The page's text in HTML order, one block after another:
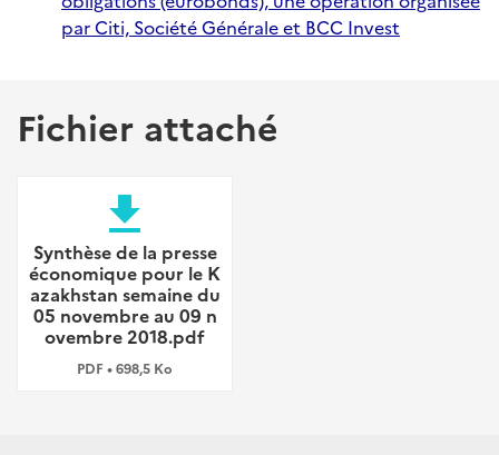
par Citi, Société Générale et BCC Invest
Fichier attaché
file_download
Synthèse de la presse
économique pour le K
azakhstan semaine du
05 novembre au 09 n
ovembre 2018.pdf
PDF • 698,5 Ko